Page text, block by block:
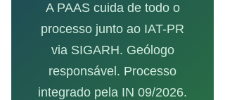
A PAAS cuida de todo o
processo junto ao IAT-PR
via SIGARH. Geólogo
responsável. Processo
integrado pela IN 09/2026.